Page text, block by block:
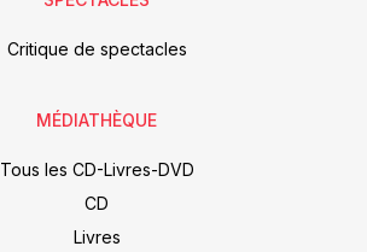
Critique de spectacles
MÉDIATHÈQUE
Tous les CD-Livres-DVD
CD
Livres